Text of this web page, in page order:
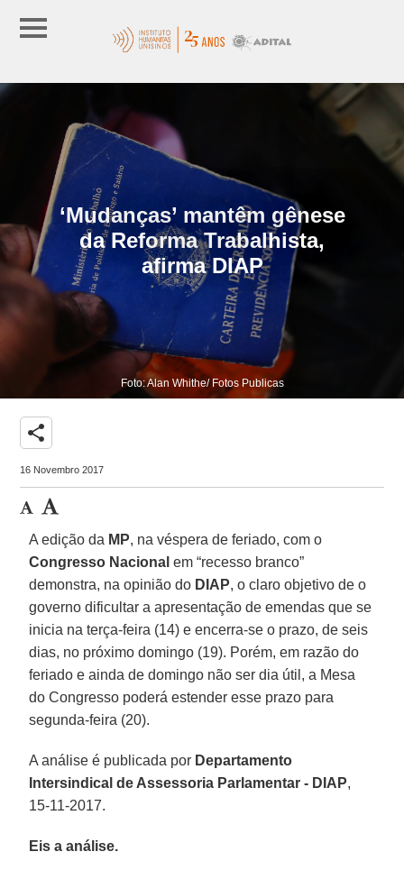
‘Mudanças’ mantêm gênese
da Reforma Trabalhista,
afirma DIAP
Foto: Alan Whithe/ Fotos Publicas
share
16 Novembro 2017
A edição da MP, na véspera de feriado, com o
Congresso Nacional em “recesso branco”
demonstra, na opinião do DIAP, o claro objetivo de o
governo dificultar a apresentação de emendas que se
inicia na terça-feira (14) e encerra-se o prazo, de seis
dias, no próximo domingo (19). Porém, em razão do
feriado e ainda de domingo não ser dia útil, a Mesa
do Congresso poderá estender esse prazo para
segunda-feira (20).
A análise é publicada por Departamento
Intersindical de Assessoria Parlamentar - DIAP,
15-11-2017.
Eis a análise.